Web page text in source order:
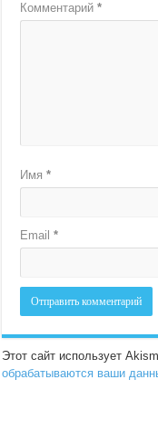
Комментарий*
Имя*
Email*
Этот сайт использует
обрабатываются ваши